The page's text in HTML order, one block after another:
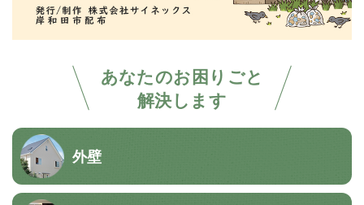
あなたのお困りごと
解決します
外壁